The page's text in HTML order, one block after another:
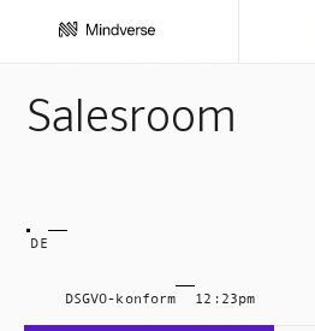
Salesroom
DE
DSGVO-konform 12:23pm